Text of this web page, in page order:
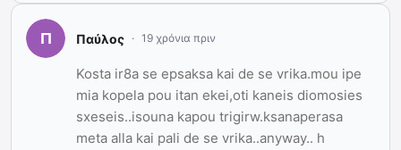
Παύλος 19 χρόνια πριν
Kosta ir8a se epsaksa kai de se vrika.mou ipe
mia kopela pou itan ekei,oti kaneis diomosies
sxeseis..isouna kapou trigirw.ksanaperasa
meta alla kai pali de se vrika..anyway.. h